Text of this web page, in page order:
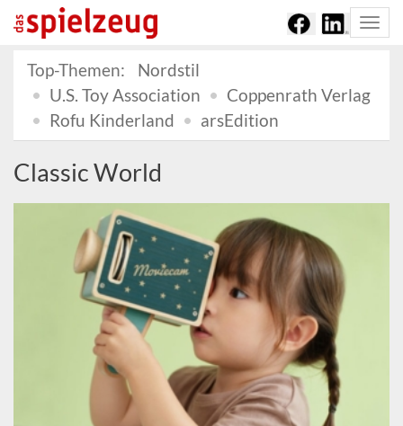
Top-Themen:
Nordstil
U.S. Toy Association
Coppenrath Verlag
Rofu Kinderland
arsEdition
Classic World